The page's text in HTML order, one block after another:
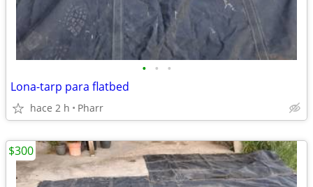
• • •
Lona-tarp para flatbed
hace 2 h Pharr
$300